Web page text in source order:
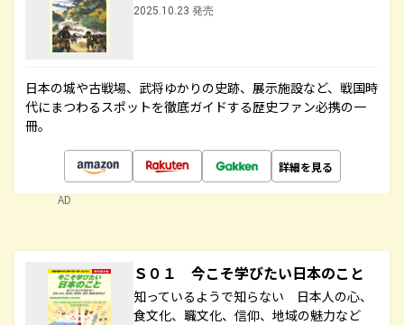
2025.10.23 発売
日本の城や古戦場、武将ゆかりの史跡、展示施設など、戦国時
代にまつわるスポットを徹底ガイドする歴史ファン必携の一
冊。
詳細を見る
AD
Ｓ０１ 今こそ学びたい日本のこと
知っているようで知らない 日本人の心、
食文化、職文化、信仰、地域の魅力など